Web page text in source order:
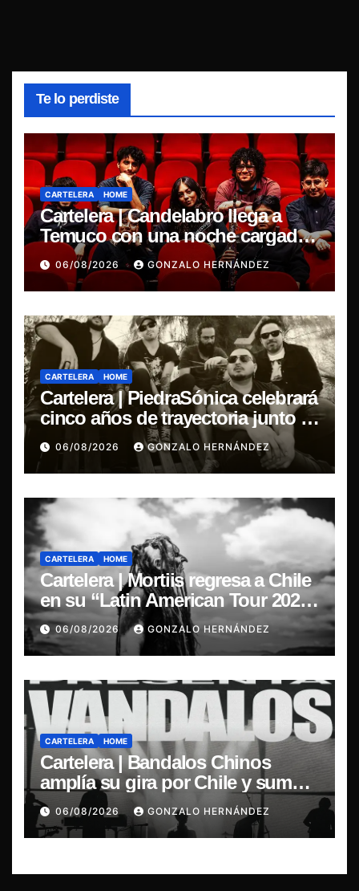
Te lo perdiste
CARTELERA HOME
Cartelera | Candelabro llega a
Temuco con una noche cargada
de indie
06/08/2026 GONZALO HERNÁNDEZ
CARTELERA HOME
Cartelera | PiedraSónica celebrará
cinco años de trayectoria junto a
The Ganjas en el Bar de René
06/08/2026 GONZALO HERNÁNDEZ
CARTELERA HOME
Cartelera | Mortiis regresa a Chile
en su “Latin American Tour 2026”
y exclusivo show en Sala RBX
06/08/2026 GONZALO HERNÁNDEZ
CARTELERA HOME
Cartelera | Bandalos Chinos
amplía su gira por Chile y suma
concierto en Concepción
06/08/2026 GONZALO HERNÁNDEZ